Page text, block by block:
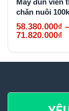
Máy đùn viên
chăn nuôi 100k
58.380.000₫ –
71.820.000₫